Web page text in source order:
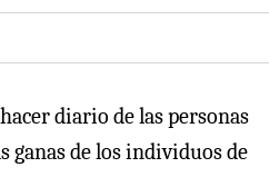
diario de las personas
ganas de los individuos de